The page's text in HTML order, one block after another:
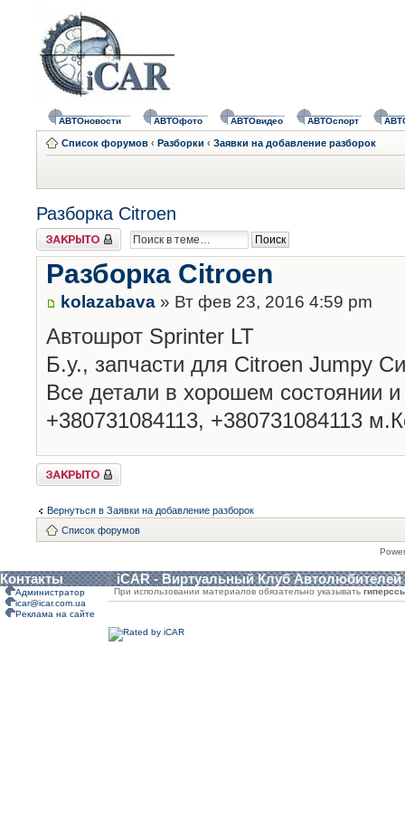
АВТОновости АВТОфото АВТОвидео АВТОспорт
Список форумов ‹ Разборки ‹ Заявки на добавление разборок
Разборка Citroen
Закрыто
Разборка Citroen
kolazabava » Вт фев 23, 2016 4:59 pm
Автошрот Sprinter LT
Б.у., запчасти для Citroen Jumpy
Все детали в хорошем состоянии
+380731084113, +380731084113
Закрыто
Вернуться в Заявки на добавление разборок
Список форумов
Контакты iCAR - Виртуальный Клуб Автолюбителей
Администратор
icar@icar.com.ua
Реклама на сайте
При использовании материалов обязательно указывать